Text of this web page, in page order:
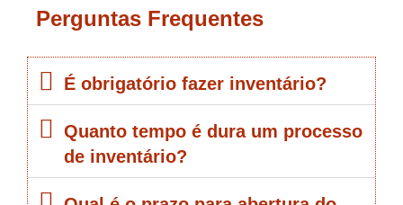
Perguntas Frequentes
É obrigatório fazer inventário?
Quanto tempo é dura um processo
de inventário?